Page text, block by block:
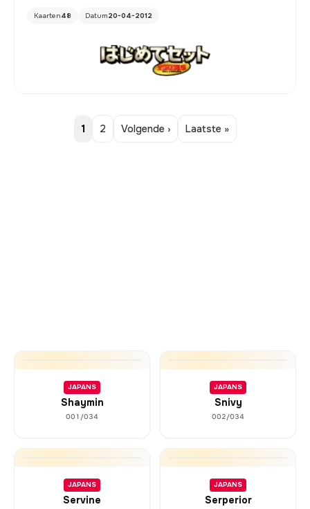
Kaarten48 Datum20-04-2012
1 2 Volgende › Laatste »
JAPANS
Shaymin
001/034
JAPANS
Snivy
002/034
JAPANS
Servine
JAPANS
Serperior